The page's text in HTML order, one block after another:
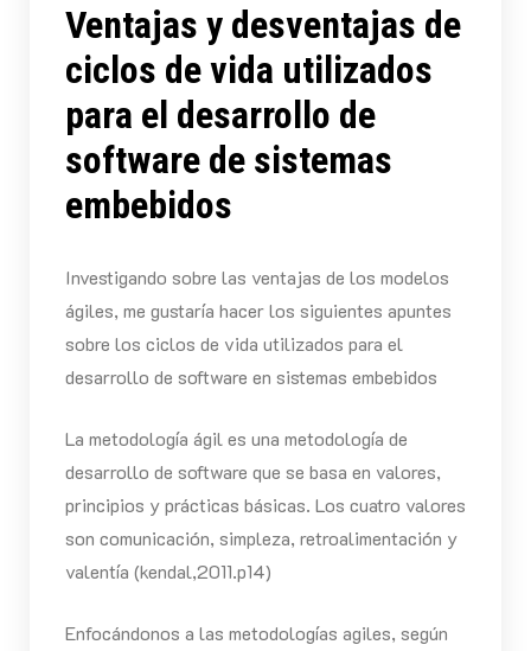
Ventajas y desventajas de
ciclos de vida utilizados
para el desarrollo de
software de sistemas
embebidos
Investigando sobre las ventajas de los modelos
ágiles, me gustaría hacer los siguientes apuntes
sobre los ciclos de vida utilizados para el
desarrollo de software en sistemas embebidos
La metodología ágil es una metodología de
desarrollo de software que se basa en valores,
principios y prácticas básicas. Los cuatro valores
son comunicación, simpleza, retroalimentación y
valentía (kendal,2011.p14)
Enfocándonos a las metodologías agiles, según